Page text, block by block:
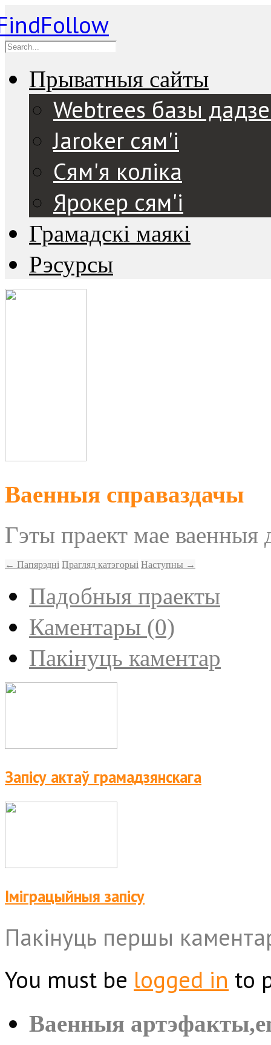
Прыватныя сайты
Webtrees базы
Jaroker сям'і
Сям'я коліка
Ярокер сям'і
Грамадскі маякі
Рэсурсы
Ваенныя справаздачы
Гэты праект мае ваенныя
← Папярэдні Прагляд катэгорыі Наступны →
Падобныя праекты
Каментары (0)
Пакінуць каментар
Запiсу актаў грамадзянскага
Іміграцыйныя запісу
Пакінуць першы
You must be logged in to
Ваенныя